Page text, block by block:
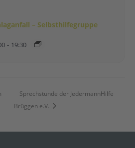
– Selbsthilfegruppe
- 19:30
Sprechstunde der JedermannHilfe
Brüggen e.V.